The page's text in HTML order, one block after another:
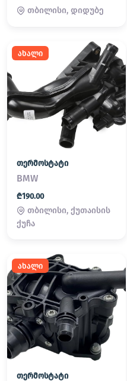
თბილისი, დიდუბე
ახალი
თერმოსტატი
BMW
₾190.00
თბილისი, ქუთაისის
ქუჩა
ახალი
თერმოსტატი